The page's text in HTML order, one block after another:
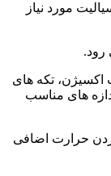
مورد نیاز
رود.
اکسیژن، تکه های
های مناسب
حرارت اضافی